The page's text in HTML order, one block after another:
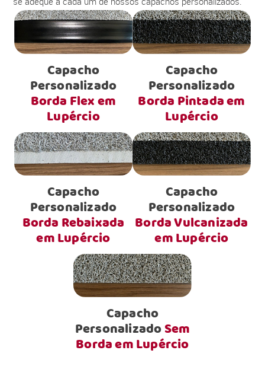
Capacho
Personalizado
Borda Flex em
Lupércio
Capacho
Personalizado
Borda Pintada em
Lupércio
Capacho
Personalizado
Borda Rebaixada
em Lupércio
Capacho
Personalizado
Borda Vulcanizada
em Lupércio
Capacho
PersonalizadoSem
Borda em Lupércio